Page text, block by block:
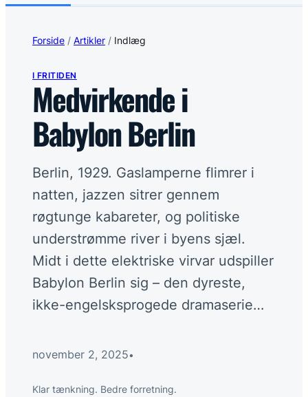
I fritiden
I hjemmeøkonomien
På arbejdspladsen
På ledelsesgangen
Flere links
Et skarpere perspektiv
Tilmeld nyhedsbrev
Forside / Artikler / Indlæg
I FRITIDEN
Medvirkende i
Babylon Berlin
Berlin, 1929. Gaslamperne flimrer i
natten, jazzen sitrer gennem
røgtunge kabareter, og politiske
understrømme river i byens sjæl.
Midt i dette elektriske virvar udspiller
Babylon Berlin sig – den dyreste,
ikke-engelsksprogede dramaserie…
november 2, 2025•
Klar tænkning. Bedre forretning.